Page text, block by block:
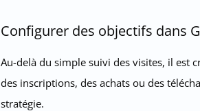
Configurer des objectifs dans
Au-delà du simple suivi des visites, il est
des inscriptions, des achats ou des
stratégie.